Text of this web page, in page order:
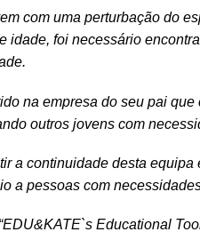
com uma perturbação do
idade, foi necessário
na empresa do seu pai
outros jovens com
a continuidade desta
a pessoas com
Educational